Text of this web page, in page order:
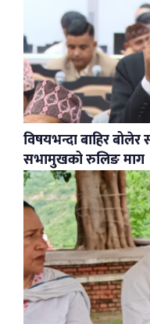
विषयभन्दा बाहिर
सभामुखको रुलिङ माग